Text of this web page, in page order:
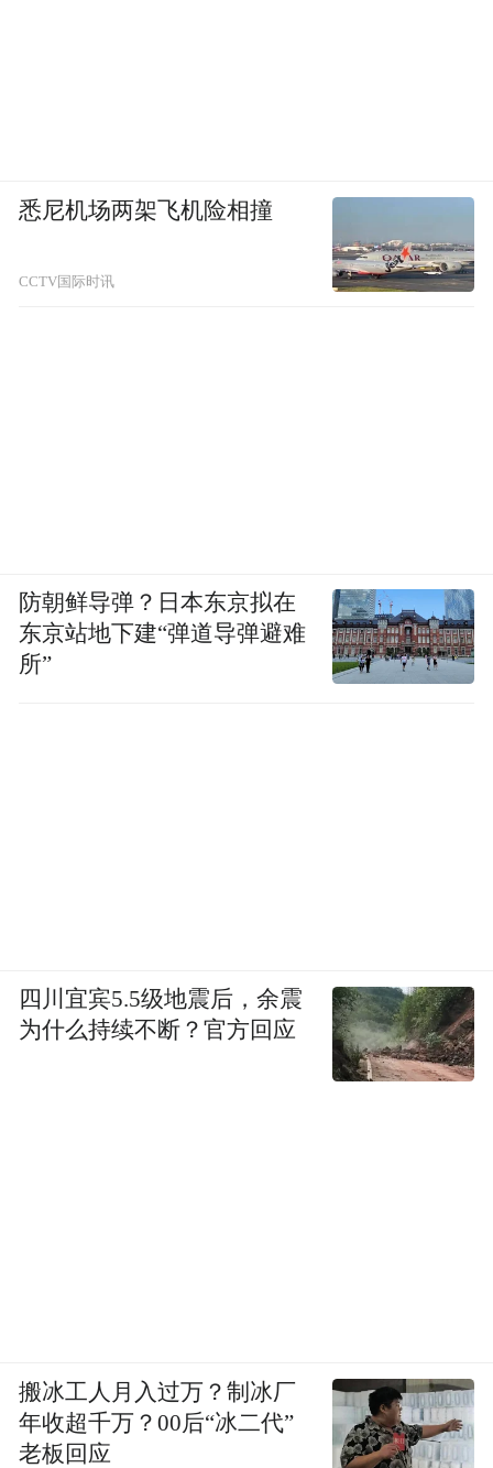
悉尼机场两架飞机险相撞
CCTV国际时讯
防朝鲜导弹？日本东京拟在
东京站地下建“弹道导弹避难
所”
四川宜宾5.5级地震后，余震
为什么持续不断？官方回应
搬冰工人月入过万？制冰厂
年收超千万？00后“冰二代”
老板回应